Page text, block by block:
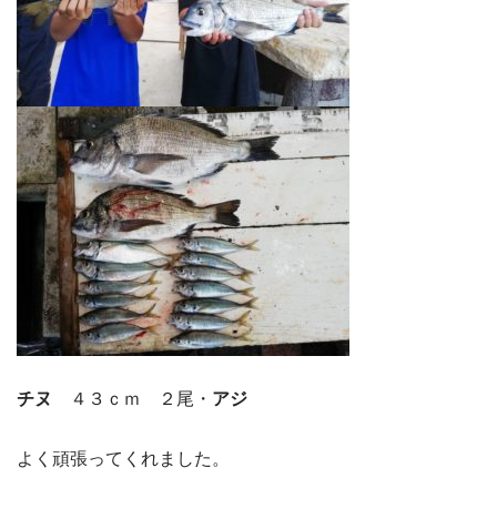
チヌ ４３ｃｍ ２尾・ アジ
よく頑張ってくれました。